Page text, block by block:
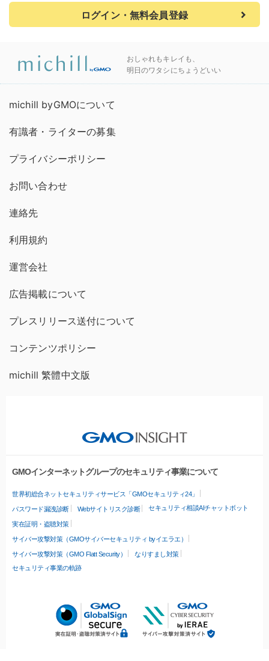
ログイン・無料会員登録
おしゃれもキレイも、
明日のワタシにちょうどいい
michill byGMOについて
有識者・ライターの募集
プライバシーポリシー
お問い合わせ
連絡先
利用規約
運営会社
広告掲載について
プレスリリース送付について
コンテンツポリシー
michill 繁體中文版
GMOインターネットグループのセキュリティ事業について
世界初総合ネットセキュリティサービス「GMOセキュリティ24」
パスワード漏洩診断 Webサイトリスク診断 セキュリティ相談AIチャットボット
実在証明・盗聴対策
サイバー攻撃対策（GMOサイバーセキュリティ byイエラエ）
サイバー攻撃対策（GMO Flatt Security）
なりすまし対策
セキュリティ事業の軌跡